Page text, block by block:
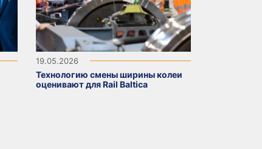
19.05.2026
Технологию смены ширины колеи
оценивают для Rail Baltica